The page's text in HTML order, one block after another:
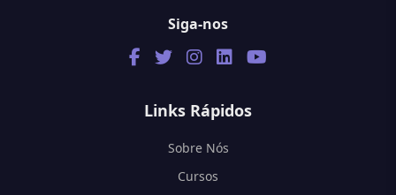
Siga-nos
Links Rápidos
Sobre Nós
Cursos